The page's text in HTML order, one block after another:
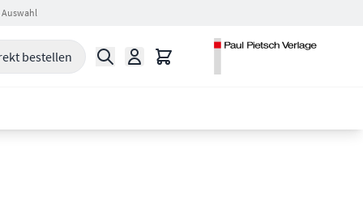
Auswahl
bestellen Suche Warenkorb